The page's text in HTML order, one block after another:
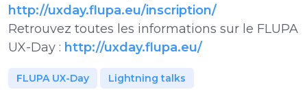
http://uxday.flupa.eu/inscription/
Retrouvez toutes les informations sur le FLUPA
UX-Day : http://uxday.flupa.eu/
FLUPA UX-Day Lightning talks